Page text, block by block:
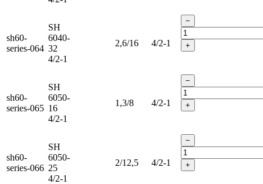
sh60-
series-064
SH
6040-
32
4/2-1
2,6/16 4/2-1
−
+
sh60-
series-065
SH
6050-
16
4/2-1
1,3/8 4/2-1
−
+
sh60-
series-066
SH
6050-
25
4/2-1
2/12,5 4/2-1
−
+